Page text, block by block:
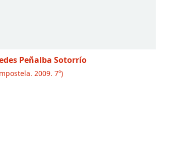
Peñalba Sotorrío
2009. 7º)